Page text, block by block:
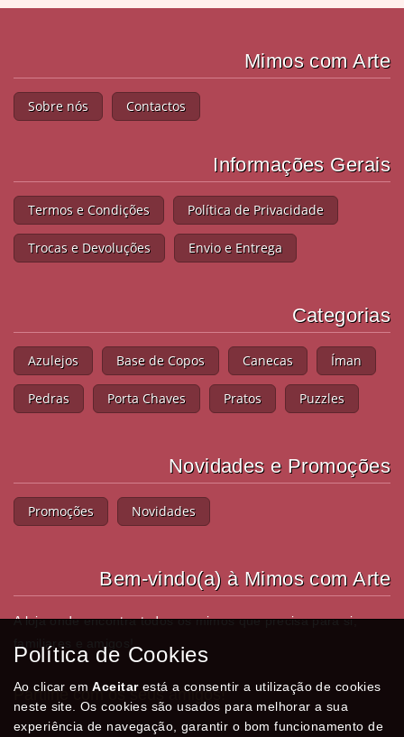
Mimos com Arte
Sobre nós Contactos
Informações Gerais
Termos e Condições Política de Privacidade
Trocas e Devoluções Envio e Entrega
Categorias
Azulejos Base de Copos Canecas Íman
Pedras Porta Chaves Pratos Puzzles
Novidades e Promoções
Promoções Novidades
Bem-vindo(a) à Mimos com Arte
A loja onde encontra todos os mimos que precisa para si,
familiares e amigos!
Partilhe com os seus amigos!
Política de Cookies
Ao clicar emAceitarestá a consentir a utilização de cookies
neste site. Os cookies são usados para melhorar a sua
experiência de navegação, garantir o bom funcionamento de